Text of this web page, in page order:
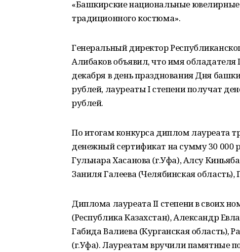
«Башкирские национальные
традиционного костюма».
Генеральный директор
Алибаков объявил, что имя обладателя
декабря в день празднования Дня
рублей, лауреаты I степени получат
рублей.
По итогам конкурса диплом лауреата
денежный сертификат на сумму 30 000
Гульнара Хасанова (г.Уфа), Алсу
Заниля Галеева (Челябинская
Диплома лауреата II степени в своих
(Республика Казахстан), Александр
Габида Валиева (Курганская область),
(г.Уфа). Лауреатам вручили памятные